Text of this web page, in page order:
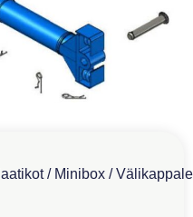
/ Minibox /